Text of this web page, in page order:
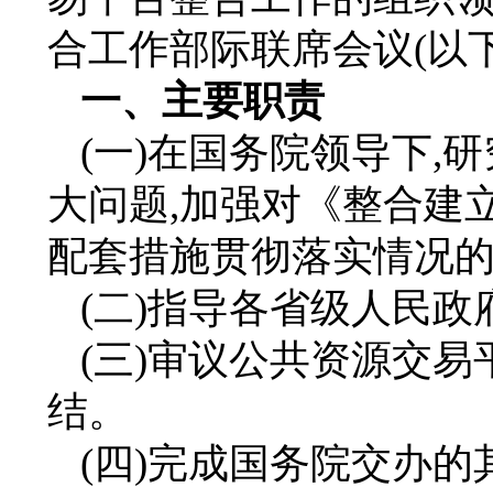
合工作部际联席会议(以
一、主要职责
(一)在国务院领导下,
大问题,加强对《整合建
配套措施贯彻落实情况
(二)指导各省级人民政
(三)审议公共资源交易
结。
(四)完成国务院交办的